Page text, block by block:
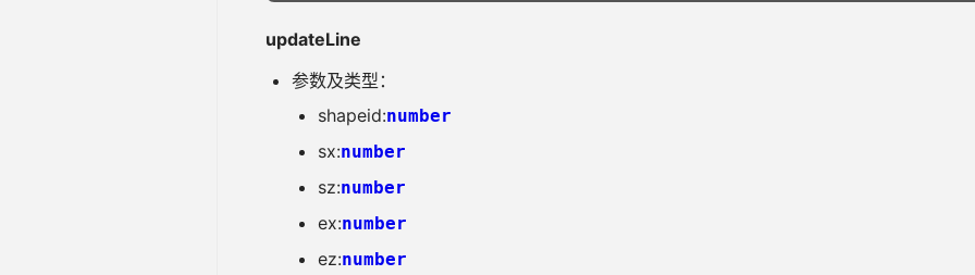
updateLine
参数及类型：
shapeid:number
sx:number
sz:number
ex:number
ez:number